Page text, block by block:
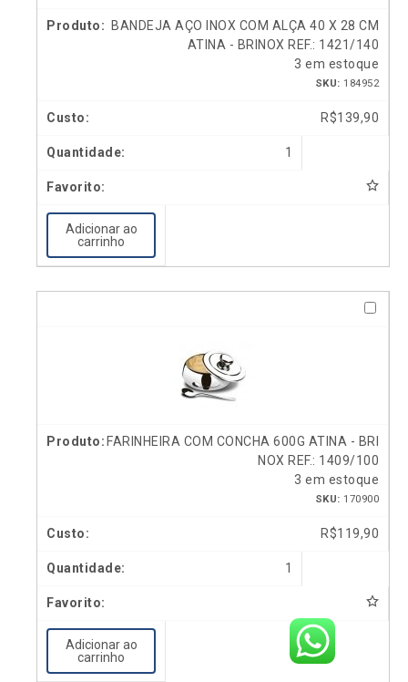
BANDEJA AÇO INOX COM ALÇA 40 X 28 CM
ATINA - BRINOX REF.: 1421/140
3 em estoque
SKU: 184952
R$139,90
1
Adicionar ao
carrinho
FARINHEIRA COM CONCHA 600G ATINA - BRI
NOX REF.: 1409/100
3 em estoque
SKU: 170900
R$119,90
1
Adicionar ao
carrinho